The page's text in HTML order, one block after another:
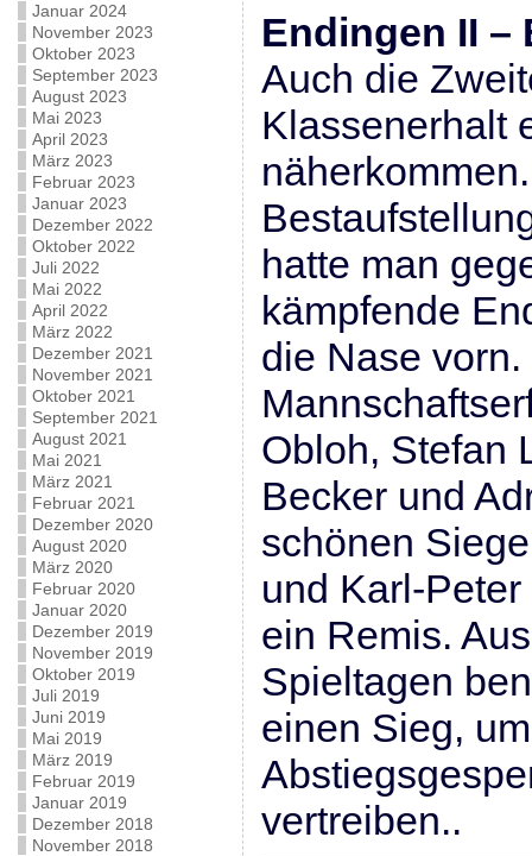
Januar 2024
November 2023
Oktober 2023
September 2023
August 2023
Mai 2023
April 2023
März 2023
Februar 2023
Januar 2023
Dezember 2022
Oktober 2022
Juli 2022
Mai 2022
April 2022
März 2022
Dezember 2021
November 2021
Oktober 2021
September 2021
August 2021
Mai 2021
März 2021
Februar 2021
Dezember 2020
August 2020
März 2020
Februar 2020
Januar 2020
Dezember 2019
November 2019
Oktober 2019
Juli 2019
Juni 2019
Mai 2019
März 2019
Februar 2019
Januar 2019
Dezember 2018
November 2018
Endingen II –
Auch die
Klassenerhalt
hatte man
kämpfende
die Nase
Obloh, Stefan
Becker und
schönen
und Karl-
ein Remis.
Spieltagen
einen Sieg,
vertreiben..